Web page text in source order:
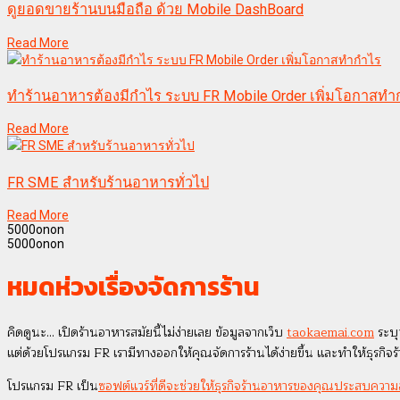
ดูยอดขายร้านบนมือถือ ด้วย Mobile DashBoard
Read More
ทำร้านอาหารต้องมีกำไร ระบบ FR Mobile Order เพิ่มโอกาสทำ
Read More
FR SME สำหรับร้านอาหารทั่วไป
Read More
5000onon
5000onon
หมดห่วงเรื่องจัดการร้าน
คิดดูนะ… เปิดร้านอาหารสมัยนี้ไม่ง่ายเลย ข้อมูลจากเว็บ taokaemai.com ระ
แต่ด้วยโปรแกรม FR เรามีทางออกให้คุณจัดการร้านได้ง่ายขึ้น และทำให้ธุร
โปรแกรม FR เป็นซอฟต์แวร์ที่ดีจะช่วยให้ธุรกิจร้านอาหารของคุณประสบความ